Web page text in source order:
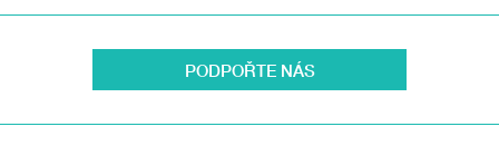
PODPOŘTE NÁS